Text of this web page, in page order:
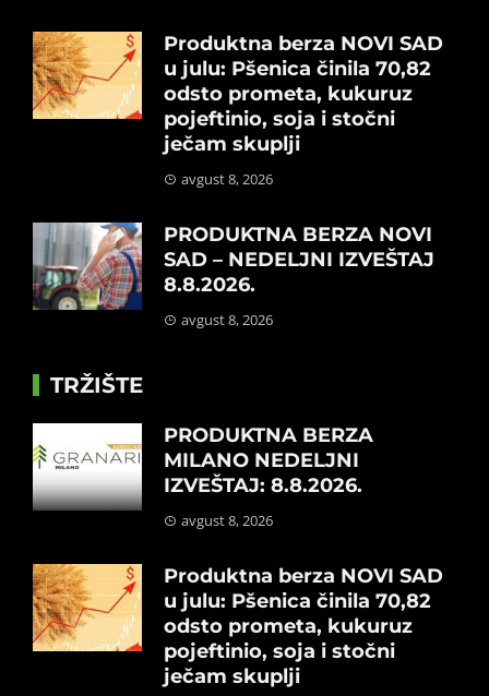
Produktna berza NOVI SAD
u julu: Pšenica činila 70,82
odsto prometa, kukuruz
pojeftinio, soja i stočni
ječam skuplji
avgust 8, 2026
PRODUKTNA BERZA NOVI
SAD – NEDELJNI IZVEŠTAJ
8.8.2026.
avgust 8, 2026
TRŽIŠTE
PRODUKTNA BERZA
MILANO NEDELJNI
IZVEŠTAJ: 8.8.2026.
avgust 8, 2026
Produktna berza NOVI SAD
u julu: Pšenica činila 70,82
odsto prometa, kukuruz
pojeftinio, soja i stočni
ječam skuplji